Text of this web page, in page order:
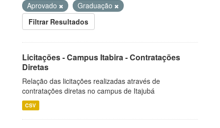
Aprovado
Graduação
Filtrar Resultados
Licitações - Campus Itabira - Contratações
Diretas
Relação das licitações realizadas através de
contratações diretas no campus de Itajubá
CSV